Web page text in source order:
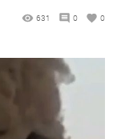
631 0 0